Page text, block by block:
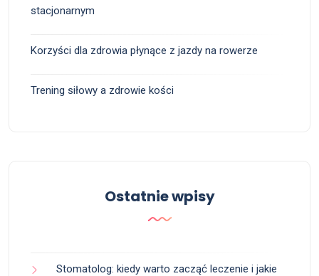
stacjonarnym
Korzyści dla zdrowia płynące z jazdy na rowerze
Trening siłowy a zdrowie kości
Ostatnie wpisy
Stomatolog: kiedy warto zacząć leczenie i jakie